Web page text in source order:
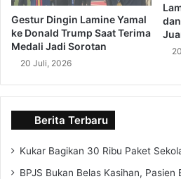
Gestur Dingin Lamine Yamal
ke Donald Trump Saat Terima
Medali Jadi Sorotan
20 Juli, 2026
Berita Terbaru
Kukar Bagikan 30 Ribu Paket
BPJS Bukan Belas Kasihan,